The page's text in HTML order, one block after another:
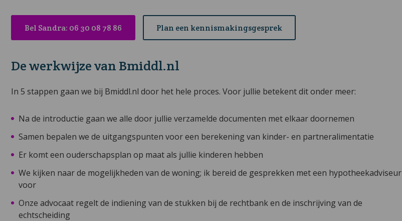
Bel Sandra: 06 30 08 78 86 Plan een kennismakingsgesprek
De werkwijze van Bmiddl.nl
In 5 stappen gaan we bij Bmiddl.nl door het hele proces. Voor jullie betekent dit onder meer:
Na de introductie gaan we alle door jullie verzamelde documenten met elkaar doornemen
Samen bepalen we de uitgangspunten voor een berekening van kinder- en partneralimentatie
Er komt een ouderschapsplan op maat als jullie kinderen hebben
We kijken naar de mogelijkheden van de woning; ik bereid de gesprekken met een hypotheekadviseur
voor
Onze advocaat regelt de indiening van de stukken bij de rechtbank en de inschrijving van de
echtscheiding